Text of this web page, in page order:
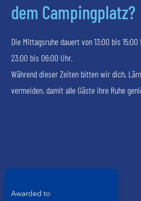
dem Campingplatz?
Die Mittagsruhe dauert von 13:00 bis
23:00 bis 06:00 Uhr.
Während dieser Zeiten bitten wir dich,
vermeiden, damit alle Gäste ihre Ruhe